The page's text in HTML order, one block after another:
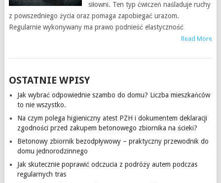
siłowni. Ten typ ćwiczeń naśladuje ruchy
z powszedniego życia oraz pomaga zapobiegać urazom.
Regularnie wykonywany ma prawo podnieść elastyczność
Read More
OSTATNIE WPISY
Jak wybrać odpowiednie szambo do domu? Liczba mieszkańców
to nie wszystko.
Na czym polega higieniczny atest PZH i dokumentem deklaracji
zgodności przed zakupem betonowego zbiornika na ścieki?
Betonowy zbiornik bezodpływowy – praktyczny przewodnik do
domu jednorodzinnego
Jak skutecznie poprawić odczucia z podróży autem podczas
regularnych tras